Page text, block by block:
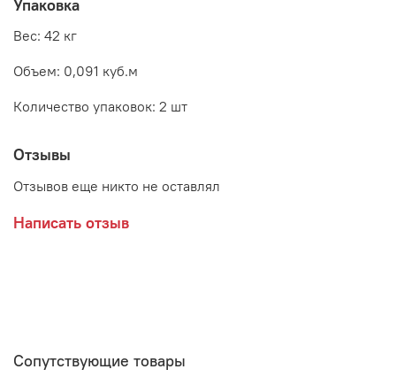
Упаковка
Вес: 42 кг
Объем: 0,091 куб.м
Количество упаковок: 2 шт
Отзывы
Отзывов еще никто не оставлял
Написать отзыв
Сопутствующие товары